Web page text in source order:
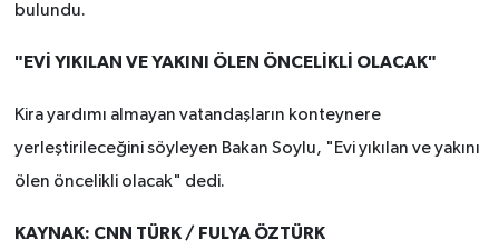
bulundu.
"EVİ YIKILAN VE YAKINI ÖLEN ÖNCELİKLİ OLACAK"
Kira yardımı almayan vatandaşların konteynere
yerleştirileceğini söyleyen Bakan Soylu, "Evi yıkılan ve yakını
ölen öncelikli olacak" dedi.
KAYNAK: CNN TÜRK / FULYA ÖZTÜRK